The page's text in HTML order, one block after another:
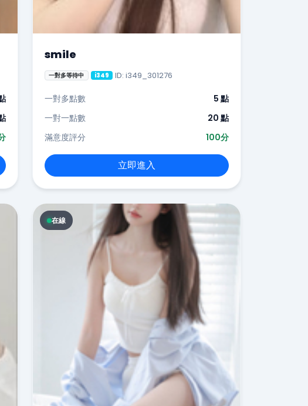
smile
一對多等待中 i349 ID: i349_301276
一對多點數
5 點
一對一點數
20 點
滿意度評分
100分
立即進入
在線